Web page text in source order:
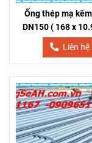
Ống thép mạ
DN150 ( 168 x
Liên hệ